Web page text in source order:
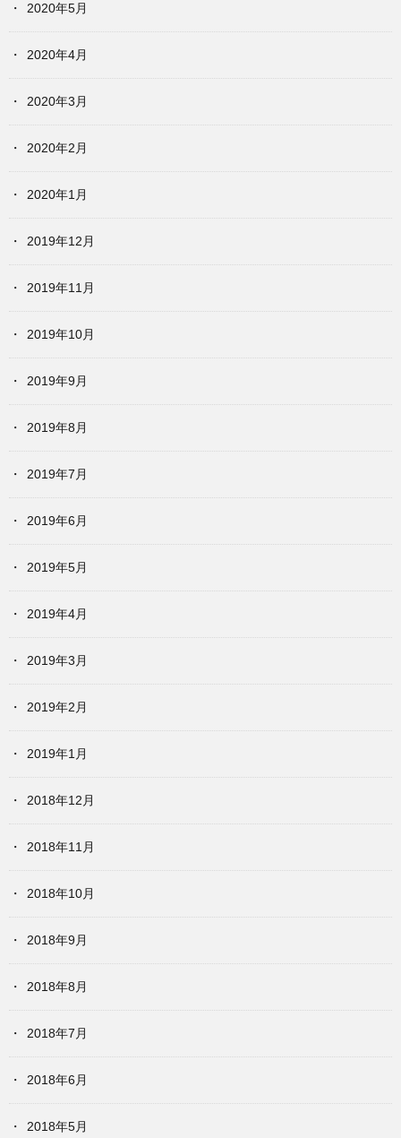
2020年5月
2020年4月
2020年3月
2020年2月
2020年1月
2019年12月
2019年11月
2019年10月
2019年9月
2019年8月
2019年7月
2019年6月
2019年5月
2019年4月
2019年3月
2019年2月
2019年1月
2018年12月
2018年11月
2018年10月
2018年9月
2018年8月
2018年7月
2018年6月
2018年5月